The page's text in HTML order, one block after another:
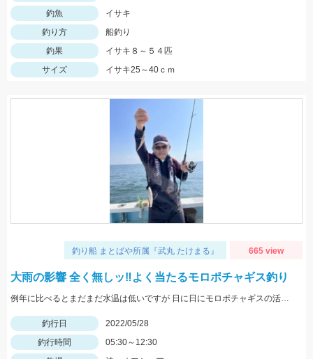
釣魚
イサキ
釣り方
船釣り
釣果
イサキ８～５４匹
サイズ
イサキ25～40ｃｍ
釣り船 まとばや所属『武丸 たけまる』 665 view
大雨の影響 全く無しッ‼︎よく当たるモロポチャギス釣り
例年に比べるとまだまだ水温は低いですが 日に日にモロポチャギスの活性 高まってますよッ(^-^)
釣行日
2022/05/28
釣行時間
05:30～12:30